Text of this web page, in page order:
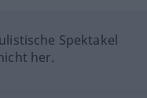
Spektakel
her.